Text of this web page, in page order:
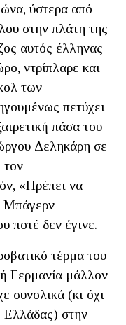
ύστερα από
στην πλάτη της
αυτός έλληνας
ντρίπλαρε και
των
πετύχει
πάσα του
Δεληκάρη σε
τον
«Πρέπει να
Μπάγερν
ποτέ δεν έγινε.
τέρμα του
Γερμανία μάλλον
συνολικά (κι όχι
Ελλάδας) στην